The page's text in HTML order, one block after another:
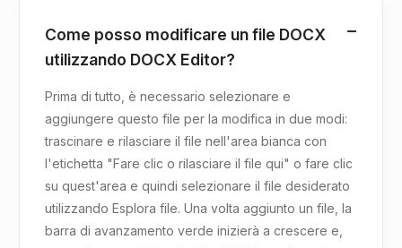
Come posso modificare un file DOCX
utilizzando DOCX Editor?
Prima di tutto, è necessario selezionare e
aggiungere questo file per la modifica in due modi:
trascinare e rilasciare il file nell'area bianca con
l'etichetta "Fare clic o rilasciare il file qui" o fare clic
su quest'area e quindi selezionare il file desiderato
utilizzando Esplora file. Una volta aggiunto un file, la
barra di avanzamento verde inizierà a crescere e,